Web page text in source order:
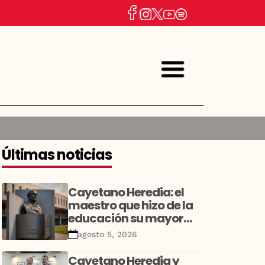
Últimas noticias
Cayetano Heredia: el
maestro que hizo de la
educación su mayor
legado
agosto 5, 2026
Cayetano Heredia y